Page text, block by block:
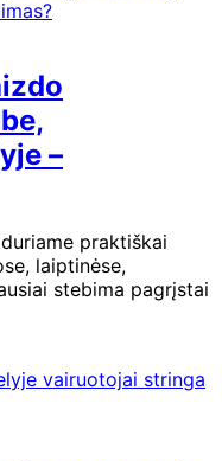
–
praktiškai
laiptinėse,
stebima pagrįstai